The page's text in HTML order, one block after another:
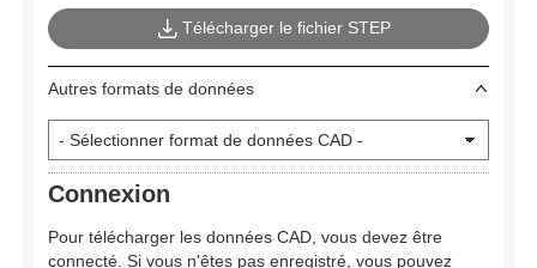
Télécharger le fichier STEP
Autres formats de données
Connexion
Pour télécharger les données CAD, vous devez être
connecté. Si vous n'êtes pas enregistré, vous pouvez